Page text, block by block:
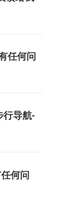
任何问
行导航-
何问